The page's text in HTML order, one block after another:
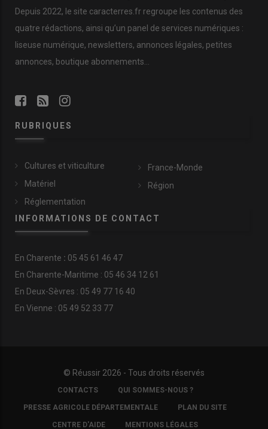
Depuis 2022, le site caracterres.fr regroupe les contenus des
quatre rédactions, ainsi qu’un panel de services numériques :
liseuse numérique, newsletters, annonces légales, petites
annonces, boutique abonnements…
RUBRIQUES
Cultures et viticulture
Matériel
Réglementation
France-Monde
Région
INFORMATIONS DE CONTACT
En Charente : 05 45 61 46 47
En Charente-Maritime : 05 46 34 12 61
En Deux-Sèvres : 05 49 77 16 40
En Vienne : 05 49 52 33 77
© Réussir 2026 - Tous droits réservés
COPYRIGHTCONTACTS QUI SOMMES-NOUS ?
PRESSE AGRICOLE DÉPARTEMENTALE PLAN DU SITE
CENTRE D'AIDE MENTIONS LÉGALES